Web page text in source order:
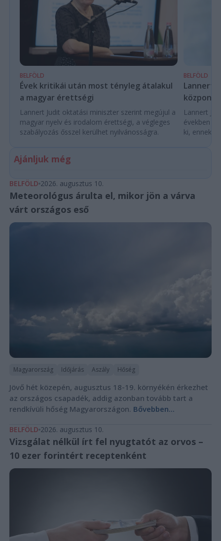
BELFÖLD
Évek kritikái után most tényleg átalakul
a magyar érettségi
Lannert Judit oktatási miniszter szerint megújul a
magyar nyelv és irodalom érettségi, a végleges
szabályozás ősszel kerülhet nyilvánosságra.
BELFÖLD
Lannert
Lannert
években
ki, ennek
Ajánljuk még
BELFÖLD 2026. augusztus 10.
Meteorológus árulta el, mikor jön a várva
várt országos eső
Magyarország Időjárás Aszály Hőség
Jövő hét közepén, augusztus 18-19. környékén érkezhet
az országos csapadék, addig azonban tovább tart a
rendkívüli hőség Magyarországon. Bővebben...
BELFÖLD 2026. augusztus 10.
Vizsgálat nélkül írt fel nyugtatót az orvos –
10 ezer forintért receptenként